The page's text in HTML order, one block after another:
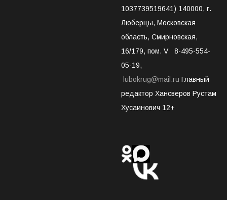
1037739519641) 140000, г.
Люберцы, Московская
область, Смирновская,
16/179, пом. V 8-495-554-
05-19,
lubokrug@mail.ru Главный
редактор Хансверов Рустам
Хусаинович 12+